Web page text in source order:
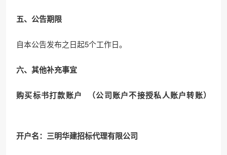
五、公告期限
自本公告发布之日起5个工作日。
六、其他补充事宜
购买标书打款账户 （公司账户不接授私人账户转账）
开户名：三明华建招标代理有限公司